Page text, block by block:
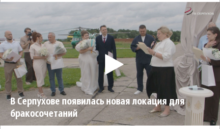
В Серпухове появилась новая локация для
бракосочетаний